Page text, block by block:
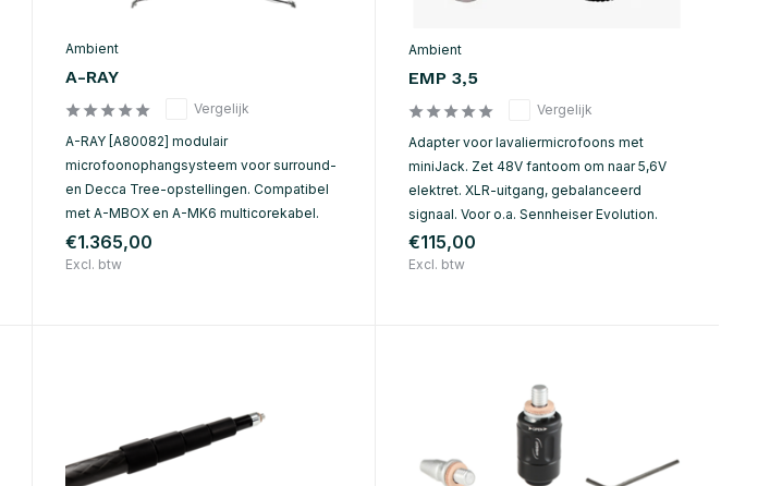
Ambient
A-RAY
Vergelijk
A-RAY [A80082] modulair
microfoonophangsysteem voor surround-
en Decca Tree-opstellingen. Compatibel
met A-MBOX en A-MK6 multicorekabel.
€1.365,00
Excl. btw
Ambient
EMP 3,5
Vergelijk
Adapter voor lavaliermicrofoons met
miniJack. Zet 48V fantoom om naar 5,6V
elektret. XLR-uitgang, gebalanceerd
signaal. Voor o.a. Sennheiser Evolution.
€115,00
Excl. btw